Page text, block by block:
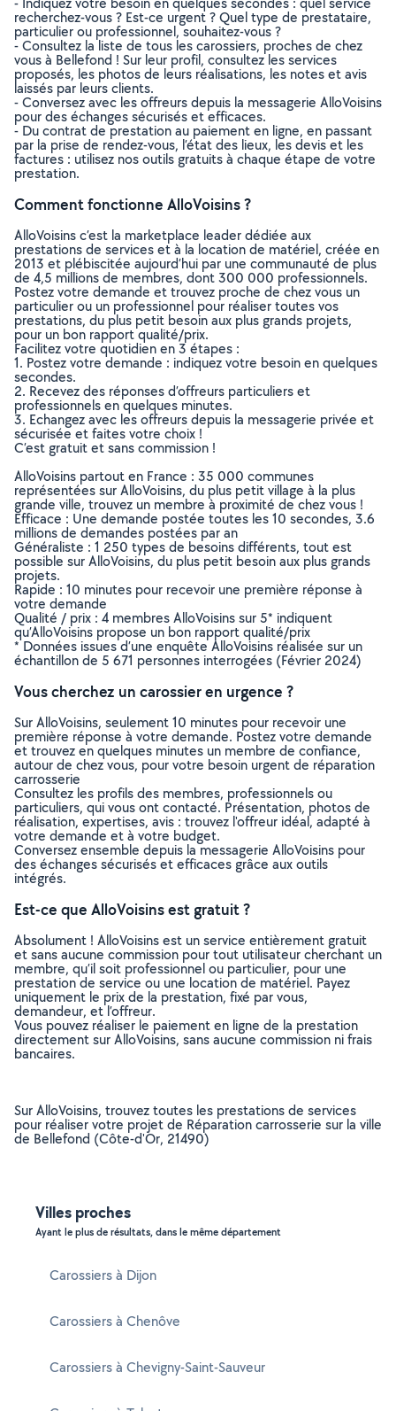
recherchez-vous ? Est-ce urgent ? Quel type de prestataire,
particulier ou professionnel, souhaitez-vous ?
- Consultez la liste de tous les carossiers, proches de chez
vous à Bellefond ! Sur leur profil, consultez les services
proposés, les photos de leurs réalisations, les notes et avis
laissés par leurs clients.
- Conversez avec les offreurs depuis la messagerie AlloVoisins
pour des échanges sécurisés et efficaces.
- Du contrat de prestation au paiement en ligne, en passant
par la prise de rendez-vous, l’état des lieux, les devis et les
factures : utilisez nos outils gratuits à chaque étape de votre
prestation.
Comment fonctionne AlloVoisins ?
AlloVoisins c’est la marketplace leader dédiée aux
prestations de services et à la location de matériel, créée en
2013 et plébiscitée aujourd’hui par une communauté de plus
de 4,5 millions de membres, dont 300 000 professionnels.
Postez votre demande et trouvez proche de chez vous un
particulier ou un professionnel pour réaliser toutes vos
prestations, du plus petit besoin aux plus grands projets,
pour un bon rapport qualité/prix.
Facilitez votre quotidien en 3 étapes :
1. Postez votre demande : indiquez votre besoin en quelques
secondes.
2. Recevez des réponses d’offreurs particuliers et
professionnels en quelques minutes.
3. Echangez avec les offreurs depuis la messagerie privée et
sécurisée et faites votre choix !
C’est gratuit et sans commission !
AlloVoisins partout en France : 35 000 communes
représentées sur AlloVoisins, du plus petit village à la plus
grande ville, trouvez un membre à proximité de chez vous !
Efficace : Une demande postée toutes les 10 secondes, 3.6
millions de demandes postées par an
Généraliste : 1 250 types de besoins différents, tout est
possible sur AlloVoisins, du plus petit besoin aux plus grands
projets.
Rapide : 10 minutes pour recevoir une première réponse à
votre demande
Qualité / prix : 4 membres AlloVoisins sur 5* indiquent
qu’AlloVoisins propose un bon rapport qualité/prix
* Données issues d’une enquête AlloVoisins réalisée sur un
échantillon de 5 671 personnes interrogées (Février 2024)
Vous cherchez un carossier en urgence ?
Sur AlloVoisins, seulement 10 minutes pour recevoir une
première réponse à votre demande. Postez votre demande
et trouvez en quelques minutes un membre de confiance,
autour de chez vous, pour votre besoin urgent de réparation
carrosserie
Consultez les profils des membres, professionnels ou
particuliers, qui vous ont contacté. Présentation, photos de
réalisation, expertises, avis : trouvez l'offreur idéal, adapté à
votre demande et à votre budget.
Conversez ensemble depuis la messagerie AlloVoisins pour
des échanges sécurisés et efficaces grâce aux outils
intégrés.
Est-ce que AlloVoisins est gratuit ?
Absolument ! AlloVoisins est un service entièrement gratuit
et sans aucune commission pour tout utilisateur cherchant un
membre, qu’il soit professionnel ou particulier, pour une
prestation de service ou une location de matériel. Payez
uniquement le prix de la prestation, fixé par vous,
demandeur, et l’offreur.
Vous pouvez réaliser le paiement en ligne de la prestation
directement sur AlloVoisins, sans aucune commission ni frais
bancaires.
Sur AlloVoisins, trouvez toutes les prestations de services
pour réaliser votre projet de Réparation carrosserie sur la ville
de Bellefond (Côte-d'Or, 21490)
Villes proches
Ayant le plus de résultats, dans le même département
Carossiers à Dijon
Carossiers à Chenôve
Carossiers à Chevigny-Saint-Sauveur